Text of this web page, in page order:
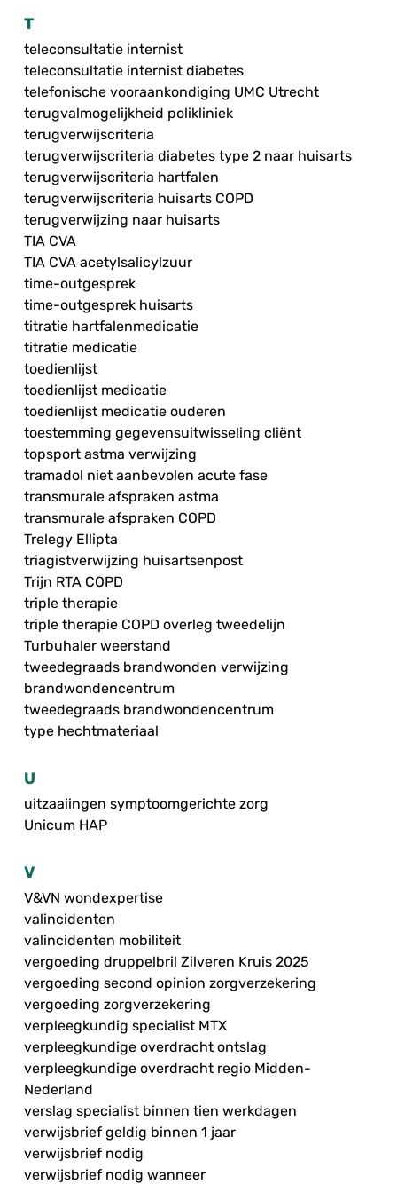
T
teleconsultatie internist
teleconsultatie internist diabetes
telefonische vooraankondiging UMC Utrecht
terugvalmogelijkheid polikliniek
terugverwijscriteria
terugverwijscriteria diabetes type 2 naar huisarts
terugverwijscriteria hartfalen
terugverwijscriteria huisarts COPD
terugverwijzing naar huisarts
TIA CVA
TIA CVA acetylsalicylzuur
time-outgesprek
time-outgesprek huisarts
titratie hartfalenmedicatie
titratie medicatie
toedienlijst
toedienlijst medicatie
toedienlijst medicatie ouderen
toestemming gegevensuitwisseling cliënt
topsport astma verwijzing
tramadol niet aanbevolen acute fase
transmurale afspraken astma
transmurale afspraken COPD
Trelegy Ellipta
triagistverwijzing huisartsenpost
Trijn RTA COPD
triple therapie
triple therapie COPD overleg tweedelijn
Turbuhaler weerstand
tweedegraads brandwonden verwijzing
brandwondencentrum
tweedegraads brandwondencentrum
type hechtmateriaal
U
uitzaaiingen symptoomgerichte zorg
Unicum HAP
V
V&VN wondexpertise
valincidenten
valincidenten mobiliteit
vergoeding druppelbril Zilveren Kruis 2025
vergoeding second opinion zorgverzekering
vergoeding zorgverzekering
verpleegkundig specialist MTX
verpleegkundige overdracht ontslag
verpleegkundige overdracht regio Midden-
Nederland
verslag specialist binnen tien werkdagen
verwijsbrief geldig binnen 1 jaar
verwijsbrief nodig
verwijsbrief nodig wanneer